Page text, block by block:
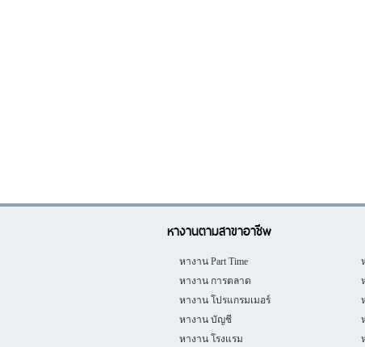
หางานตามสาขาอาชีพ
หางาน Part Time
หางาน การตลาด
หางาน โปรแกรมเมอร์
หางาน บัญชี
หางาน โรงแรม